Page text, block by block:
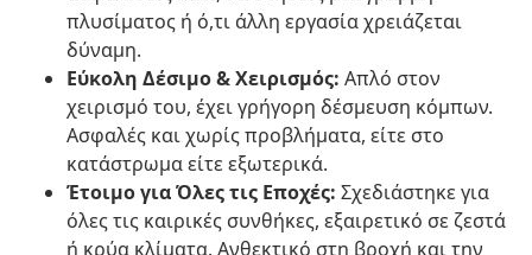
πλυσίματος ή ό,τι άλλη εργασία χρειάζεται
δύναμη.
Εύκολη Δέσιμο & Χειρισμός: Απλό στον
χειρισμό του, έχει γρήγορη δέσμευση κόμπων.
Ασφαλές και χωρίς προβλήματα, είτε στο
κατάστρωμα είτε εξωτερικά.
Έτοιμο για Όλες τις Εποχές: Σχεδιάστηκε για
όλες τις καιρικές συνθήκες, εξαιρετικό σε ζεστά
ή κρύα κλίματα. Ανθεκτικό στη βροχή και την